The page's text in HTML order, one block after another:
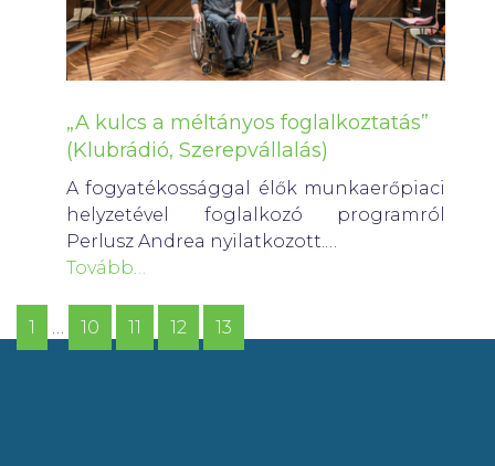
„A kulcs a méltányos foglalkoztatás”
(Klubrádió, Szerepvállalás)
A fogyatékossággal élők munkaerőpiaci
helyzetével foglalkozó programról
Perlusz Andrea nyilatkozott.…
Tovább…
1 … 10 11 12 13